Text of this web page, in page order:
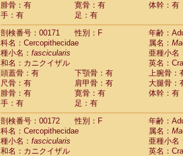
腓骨：有
寛骨：有
体幹：有
手：有
足：有
剖検番号：00171
性別：F
年齢：
科名：Cercopithecidae
属名：
種小名： fascicularis
亜種小名
和名：カニクイザル
英名：
頭蓋骨：有
下顎骨：有
上腕骨：
尺骨：有
肩甲骨：有
大腿骨：
腓骨：有
寛骨：有
体幹：有
手：有
足：有
剖検番号：00172
性別：F
年齢：
科名：Cercopithecidae
属名：
種小名： fascicularis
亜種小名
和名：カニクイザル
英名：